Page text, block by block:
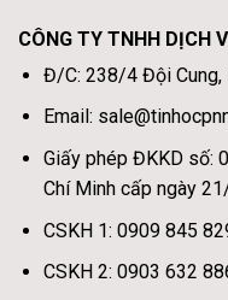
CÔNG TY TNHH DỊCH
Đ/C: 238/4 Đội Cung,
Email:
Giấy phép ĐKKD số:
Chí Minh cấp ngày
CSKH 1: 0909 845
CSKH 2: 0903 632